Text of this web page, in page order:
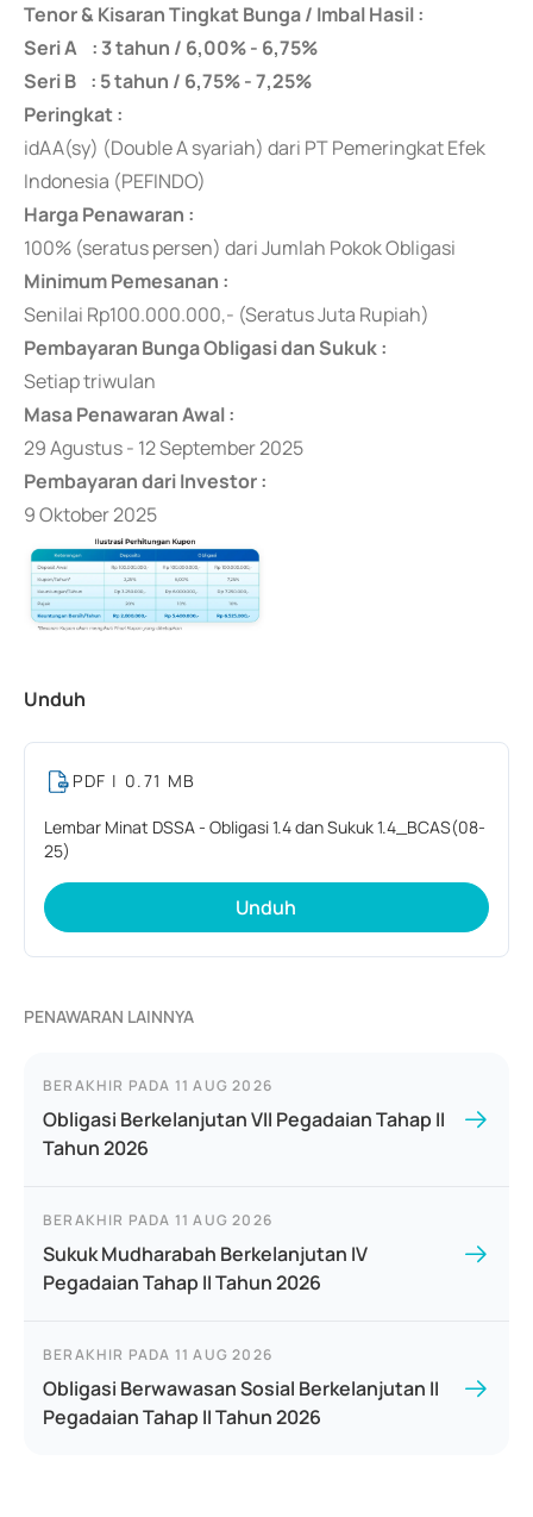
Tenor & Kisaran Tingkat Bunga / Imbal Hasil :
Seri A : 3 tahun / 6,00% - 6,75%
Seri B : 5 tahun / 6,75% - 7,25%
Peringkat :
idAA(sy) (Double A syariah) dari PT Pemeringkat Efek
Indonesia (PEFINDO)
Harga Penawaran :
100% (seratus persen) dari Jumlah Pokok Obligasi
Minimum Pemesanan :
Senilai Rp100.000.000,- (Seratus Juta Rupiah)
Pembayaran Bunga Obligasi dan Sukuk :
Setiap triwulan
Masa Penawaran Awal :
29 Agustus - 12 September 2025
Pembayaran dari Investor :
9 Oktober 2025
Unduh
PDF | 0.71 MB
Lembar Minat DSSA - Obligasi 1.4 dan Sukuk 1.4_BCAS(08-
25)
Unduh
PENAWARAN LAINNYA
BERAKHIR PADA 11 AUG 2026
Obligasi Berkelanjutan VII Pegadaian Tahap II
Tahun 2026
BERAKHIR PADA 11 AUG 2026
Sukuk Mudharabah Berkelanjutan IV
Pegadaian Tahap II Tahun 2026
BERAKHIR PADA 11 AUG 2026
Obligasi Berwawasan Sosial Berkelanjutan II
Pegadaian Tahap II Tahun 2026